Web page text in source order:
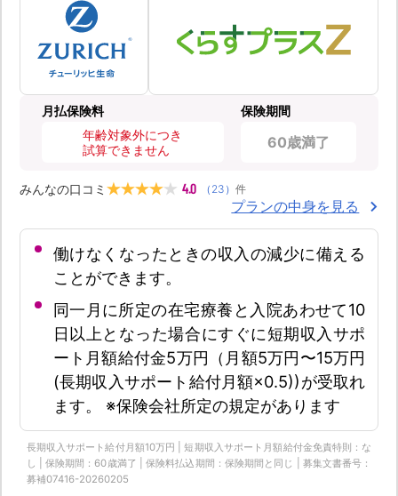
月払保険料
年齢対象外につき
試算できません
保険期間
60歳満了
みんなの口コミ 4.0 （ 23 ） 件
プランの中身を見る
働けなくなったときの収入の減少に備える
ことができます。
同一月に所定の在宅療養と入院あわせて10
日以上となった場合にすぐに短期収入サポ
ート月額給付金5万円（月額5万円〜15万円
(長期収入サポート給付月額×0.5))が受取れ
ます。 ※保険会社所定の規定があります
長期収入サポート給付月額10万円 | 短期収入サポート月額給付金免責特則：な
し | 保険期間：60歳満了 | 保険料払込期間：保険期間と同じ | 募集文書番号：
募補07416-20260205